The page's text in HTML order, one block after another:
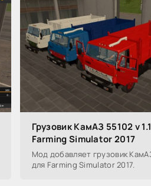
Грузовик КамАЗ 55102 v
Farming Simulator 2017
Мод добавляет грузовик КамАЗ
для Farming Simulator 2017.